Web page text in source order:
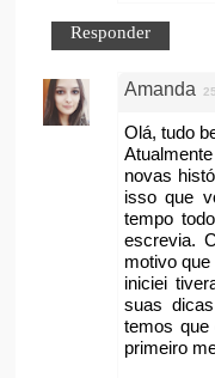
Responder
Amanda
Olá, tudo
novas
isso que
tempo
escrevia.
motivo
iniciei
suas
temos que
primeiro